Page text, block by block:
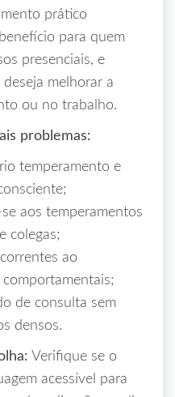
prático
para quem
presenciais, e
melhorar a
ou no trabalho.
problemas:
temperamento e
aos temperamentos
colegas;
ao
de consulta sem
densos.
Verifique se o
acessível para